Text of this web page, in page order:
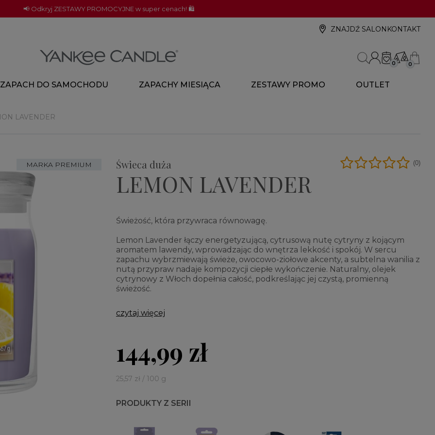
📢 Odkryj ZESTAWY PROMOCYJNE w super cenach! 🛍️
ZNAJDŹ SALON KONTAKT
0 0
ZAPACH DO SAMOCHODU ZAPACHY MIESIĄCA ZESTAWY PROMO OUTLET
LAVENDER
MARKA PREMIUM Świeca duża
LEMON LAVENDER
(0)
Świeżość, która przywraca równowagę.
Lemon Lavender łączy energetyzującą, cytrusową nutę cytryny z kojącym
aromatem lawendy, wprowadzając do wnętrza lekkość i spokój. W sercu
zapachu wybrzmiewają świeże, owocowo-ziołowe akcenty, a subtelna wanilia z
nutą przypraw nadaje kompozycji ciepłe wykończenie. Naturalny, olejek
cytrynowy z Włoch dopełnia całość, podkreślając jej czystą, promienną
świeżość.
czytaj więcej
144,99 zł
25,57 zł / 100 g
PRODUKTY Z SERII